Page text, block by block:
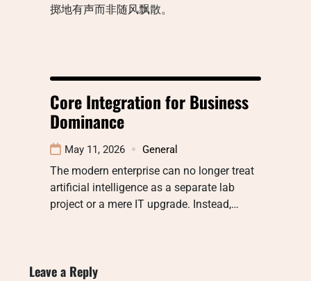
掷地有声而非随风飘散。
Core Integration for Business
Dominance
May 11, 2026 General
The modern enterprise can no longer treat
artificial intelligence as a separate lab
project or a mere IT upgrade. Instead,…
Leave a Reply